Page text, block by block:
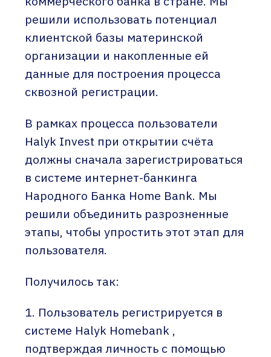
решили использовать потенциал
клиентской базы материнской
организации и накопленные ей
данные для построения процесса
сквозной регистрации.
В рамках процесса пользователи
Halyk Invest при открытии счёта
должны сначала зарегистрироваться
в системе интернет-банкинга
Народного Банка Home Bank. Мы
решили объединить разрозненные
этапы, чтобы упростить этот этап для
пользователя.
Получилось так:
1. Пользователь регистрируется в
системе Halyk Homebank ,
подтверждая личность с помощью